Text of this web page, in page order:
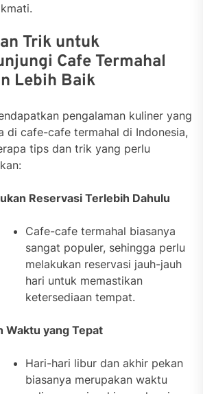
Trik untuk
Cafe Termahal
Lebih Baik
pengalaman kuliner yang
di cafe-cafe termahal di Indonesia,
tips dan trik yang perlu
Reservasi Terlebih Dahulu
Cafe-cafe termahal biasanya
sangat populer, sehingga perlu
melakukan reservasi jauh-jauh
hari untuk memastikan
ketersediaan tempat.
Waktu yang Tepat
Hari-hari libur dan akhir pekan
biasanya merupakan waktu